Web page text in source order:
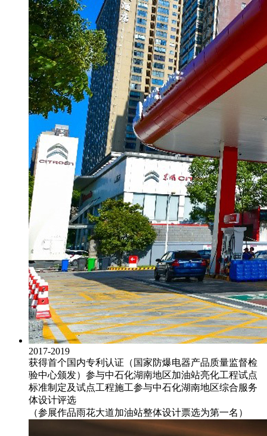
2017-2019
获得首个国内专利认证（国家防爆电器产品质量监督检
验中心颁发） 参与中石化湖南地区加油站亮化工程试点
标准制定及试点工程施工参与中石化湖南地区综合服务
体设计评选
（参展作品雨花大道加油站整体设计票选为第一名）